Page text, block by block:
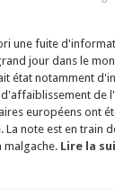
une fuite
jour dans le
état notamment
de
européens ont
La note est en train
Lire la